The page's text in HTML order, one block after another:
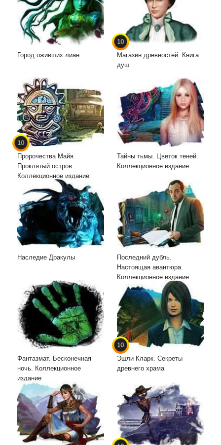
Город оживших лиан
10
Магазин древностей. Книга
душ
10
Пророчества Майя.
Проклятый остров.
Коллекционное издание
Тайны тьмы. Цветок теней.
Коллекционное издание
Наследие Дракулы
Последний дубль.
Настоящая авантюра.
Коллекционное издание
Фантазмат. Бесконечная
ночь. Коллекционное
издание
10
Эшли Кларк. Секреты
древнего храма